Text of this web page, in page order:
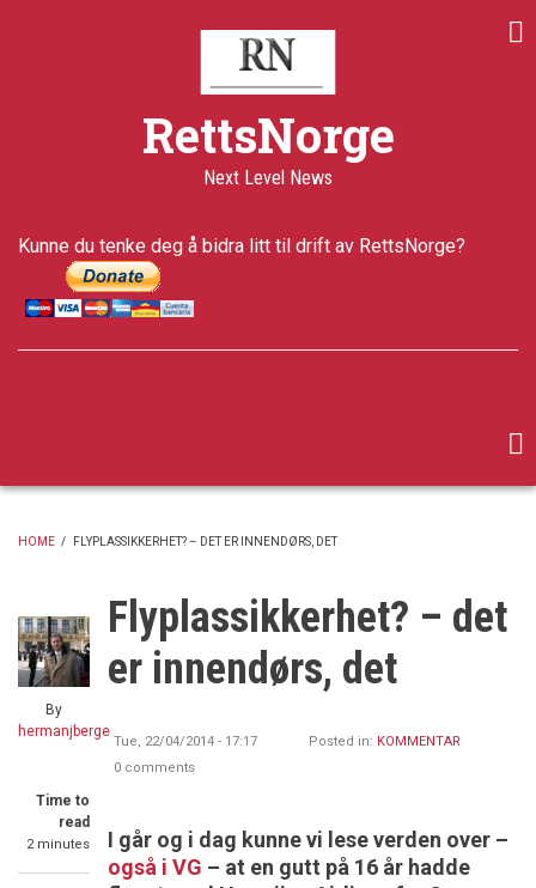
RettsNorge
Next Level News
Kunne du tenke deg å bidra litt til drift av RettsNorge?
HOME / FLYPLASSIKKERHET? – DET ER INNENDØRS, DET
By
hermanjberge
Time to
read
2 minutes
Last
updated
5 years ago
Flyplassikkerhet? – det
er innendørs, det
Tue, 22/04/2014 - 17:17 Posted in: KOMMENTAR
0 comments
I går og i dag kunne vi lese verden over –
også i VG – at en gutt på 16 år hadde